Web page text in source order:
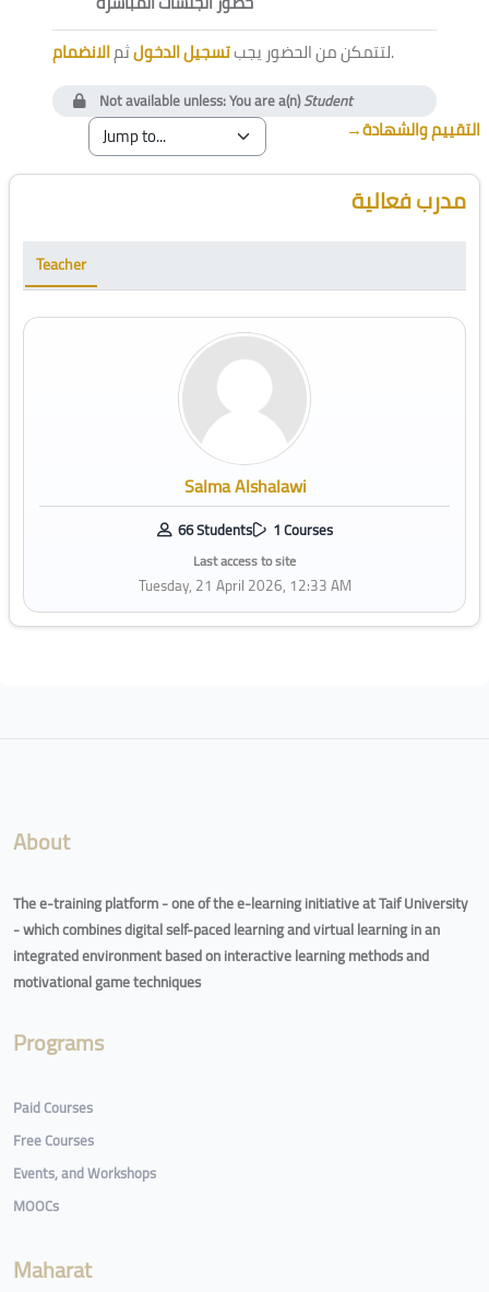
لتتمكن من الحضور يجبتسجيل الدخولثمالانضمام .
Not available unless: You are a(n)Student
→التقييم والشهادة
Blocks
Skip [Cocoon] Course Instructor مدرب فعالية
Teacher
Salma Alshalawi
66 Students 1 Courses
Last access to site
Tuesday, 21 April 2026, 12:33 AM
About
The e-training platform - one of the e-learning initiative at Taif University
- which combines digital self-paced learning and virtual learning in an
integrated environment based on interactive learning methods and
motivational game techniques
Programs
Paid Courses
Free Courses
Events, and Workshops
MOOCs
Maharat